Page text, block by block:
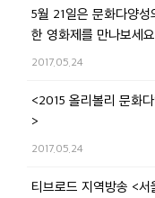
5월 21일은 문화다양
한 영화제를 만나보세요
2017.05.24
<2015 올리볼리 문화
>
2017.05.24
티브로드 지역방송 <